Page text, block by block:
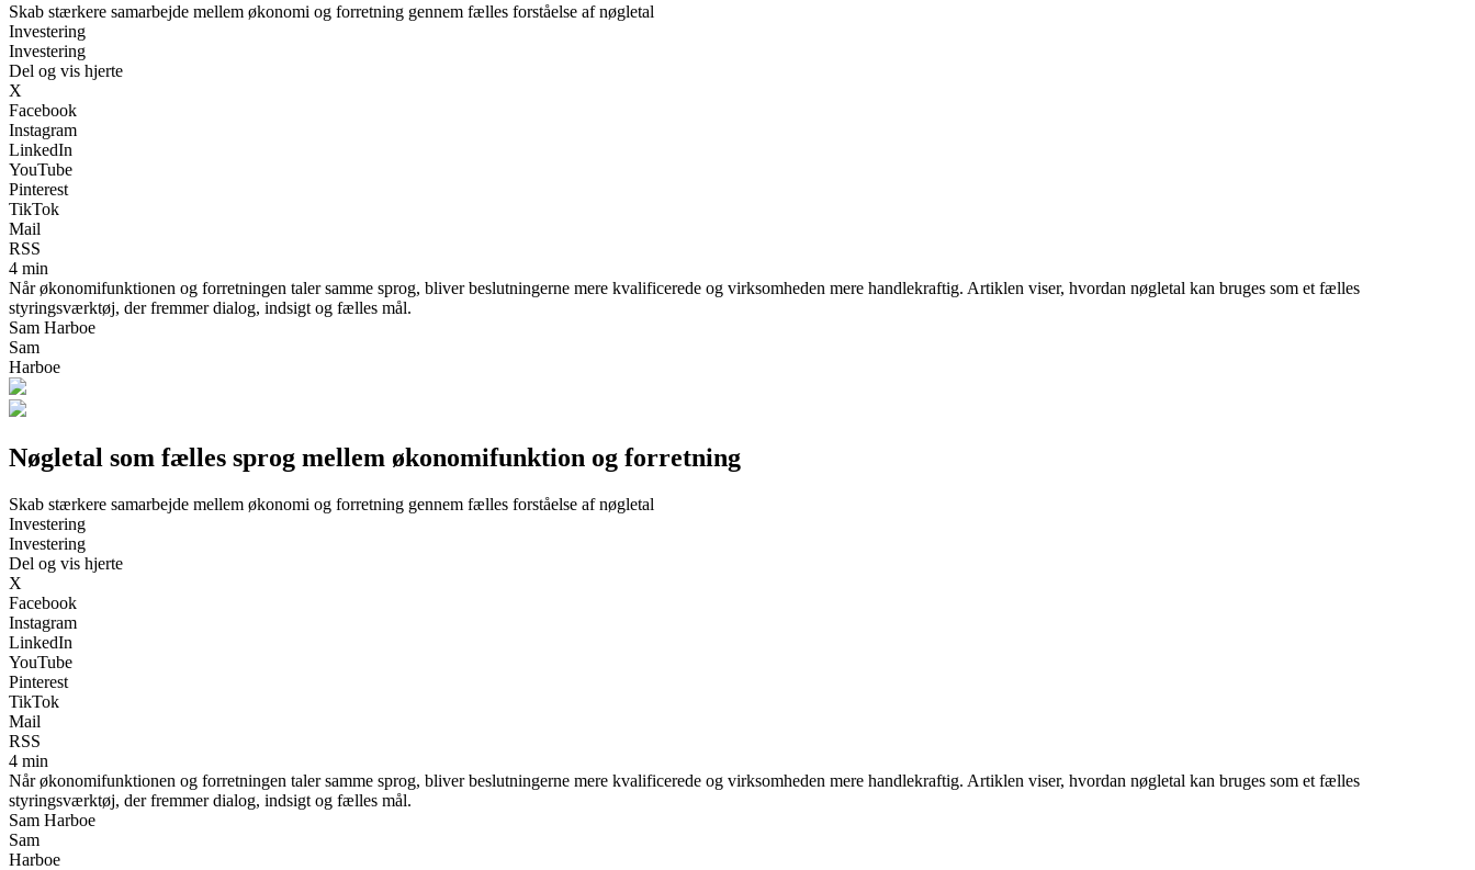
Skab stærkere samarbejde mellem økonomi og forretning gennem fælles forståelse af nøgletal
Investering
Investering
Del og vis hjerte
X
Facebook
Instagram
LinkedIn
YouTube
Pinterest
TikTok
Mail
RSS
4 min
Når økonomifunktionen og forretningen taler samme sprog, bliver beslutningerne mere kvalificerede og virksomheden mere handlekraftig. Artiklen viser, hvordan nøgletal kan bruges som et fælles
styringsværktøj, der fremmer dialog, indsigt og fælles mål.
Sam Harboe
Sam
Harboe
Nøgletal som fælles sprog mellem økonomifunktion og forretning
Skab stærkere samarbejde mellem økonomi og forretning gennem fælles forståelse af nøgletal
Investering
Investering
Del og vis hjerte
X
Facebook
Instagram
LinkedIn
YouTube
Pinterest
TikTok
Mail
RSS
4 min
Når økonomifunktionen og forretningen taler samme sprog, bliver beslutningerne mere kvalificerede og virksomheden mere handlekraftig. Artiklen viser, hvordan nøgletal kan bruges som et fælles
styringsværktøj, der fremmer dialog, indsigt og fælles mål.
Sam Harboe
Sam
Harboe